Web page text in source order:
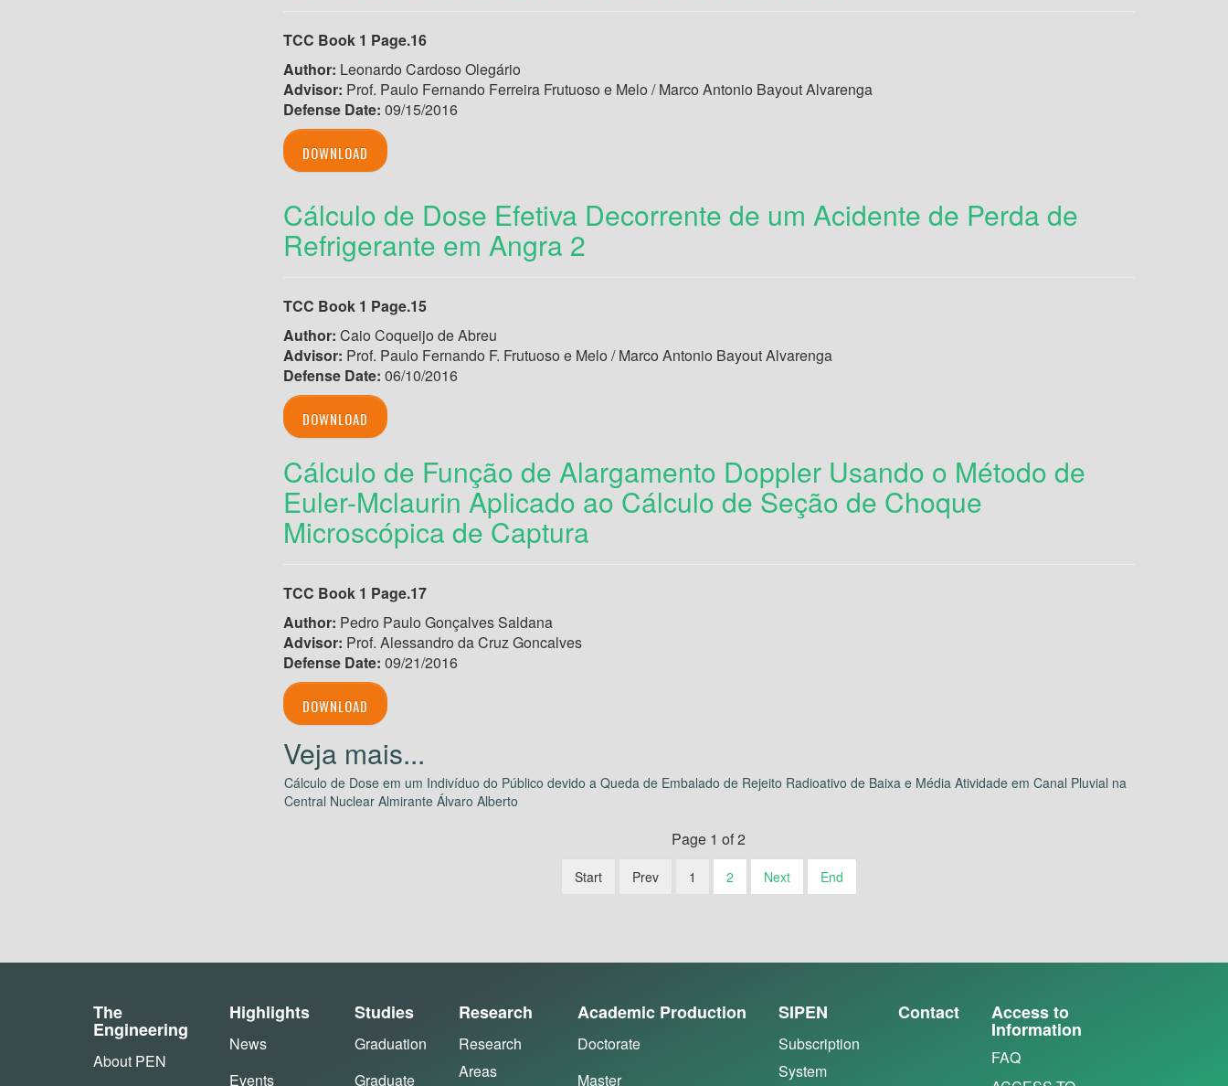
TCC Book 1 Page.16
Author: Leonardo Cardoso Olegário
Advisor: Prof. Paulo Fernando Ferreira Frutuoso e Melo / Marco Antonio Bayout Alvarenga
Defense Date: 09/15/2016
DOWNLOAD
Cálculo de Dose Efetiva Decorrente de um Acidente de Perda de
Refrigerante em Angra 2
TCC Book 1 Page.15
Author: Caio Coqueijo de Abreu
Advisor: Prof. Paulo Fernando F. Frutuoso e Melo / Marco Antonio Bayout Alvarenga
Defense Date: 06/10/2016
DOWNLOAD
Cálculo de Função de Alargamento Doppler Usando o Método de
Euler-Mclaurin Aplicado ao Cálculo de Seção de Choque
Microscópica de Captura
TCC Book 1 Page.17
Author: Pedro Paulo Gonçalves Saldana
Advisor: Prof. Alessandro da Cruz Goncalves
Defense Date: 09/21/2016
DOWNLOAD
Cálculo de Dose em um Indivíduo do Público devido a Queda de Embalado de Rejeito Radioativo de Baixa e Média Atividade em Canal Pluvial na
Central Nuclear Almirante Álvaro Alberto
Page 1 of 2
Start Prev 1 2 Next End
The
Engineering
About PEN
Highlights
News
Events
Studies
Graduation
Graduate
Research
Research
Areas
Academic Production
Doctorate
Master
SIPEN
Subscription
System
Contact Access to
Information
FAQ